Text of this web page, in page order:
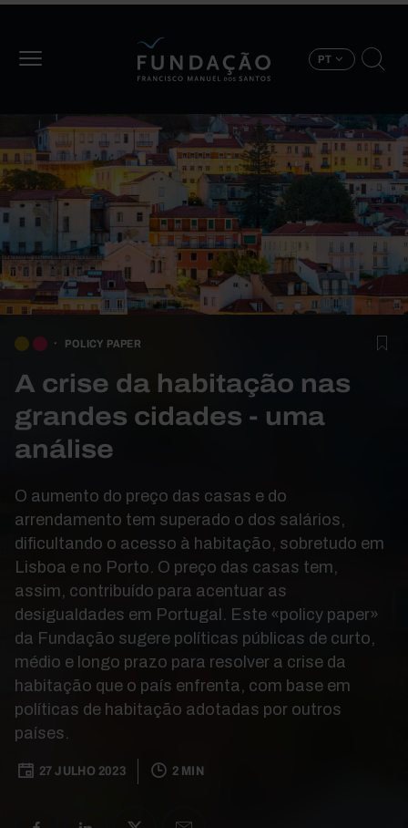
PT
POLICY PAPER
A crise da habitação nas
grandes cidades - uma
análise
O aumento do preço das casas e do
arrendamento tem superado o dos salários,
dificultando o acesso à habitação, sobretudo em
Lisboa e no Porto. O preço das casas tem,
assim, contribuído para acentuar as
desigualdades em Portugal. Este «policy paper»
da Fundação sugere políticas públicas de curto,
médio e longo prazo para resolver a crise da
habitação que o país enfrenta, com base em
políticas de habitação adotadas por outros
países.
27 JULHO 2023 2 MIN